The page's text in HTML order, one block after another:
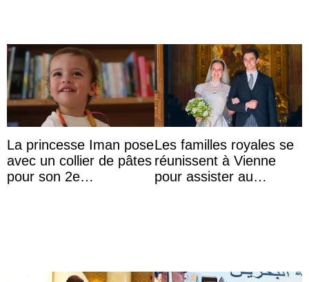
La princesse Iman pose
avec un collier de pâtes
pour son 2e
Les familles royales se
réunissent à Vienne
pour assister au